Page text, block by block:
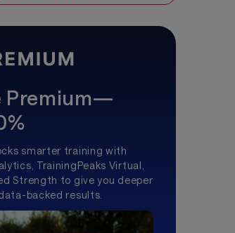
Premium—
smarter training with
TrainingPeaks Virtual,
Strength to give you deeper
backed results.